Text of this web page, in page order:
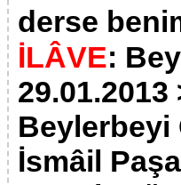
derse
İLÂVE:
29.01.2013
Beylerbeyi
İsmâil